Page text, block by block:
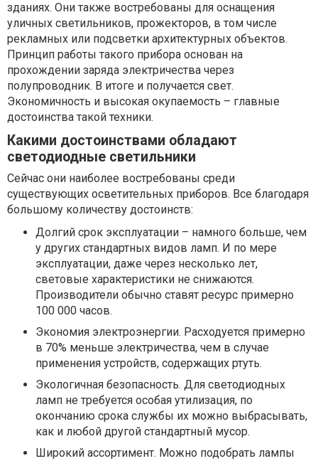
зданиях. Они также востребованы для оснащения
уличных светильников, прожекторов, в том числе
рекламных или подсветки архитектурных объектов.
Принцип работы такого прибора основан на
прохождении заряда электричества через
полупроводник. В итоге и получается свет.
Экономичность и высокая окупаемость – главные
достоинства такой техники.
Какими достоинствами обладают
светодиодные светильники
Сейчас они наиболее востребованы среди
существующих осветительных приборов. Все благодаря
большому количеству достоинств:
Долгий срок эксплуатации – намного больше, чем
у других стандартных видов ламп. И по мере
эксплуатации, даже через несколько лет,
световые характеристики не снижаются.
Производители обычно ставят ресурс примерно
100 000 часов.
Экономия электроэнергии. Расходуется примерно
в 70% меньше электричества, чем в случае
применения устройств, содержащих ртуть.
Экологичная безопасность. Для светодиодных
ламп не требуется особая утилизация, по
окончанию срока службы их можно выбрасывать,
как и любой другой стандартный мусор.
Широкий ассортимент. Можно подобрать лампы